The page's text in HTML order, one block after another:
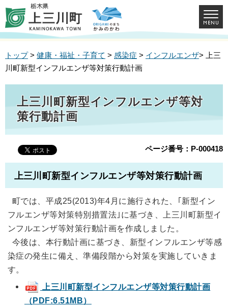
トップ> 健康・福祉・子育て > 感染症 > インフルエンザ> 上三
川町新型インフルエンザ等対策行動計画
上三川町新型インフルエンザ等対
策行動計画
ページ番号：P-000418
上三川町新型インフルエンザ等対策行動計画
町では、平成25(2013)年4月に施行された、｢新型イン
フルエンザ等対策特別措置法｣に基づき、上三川町新型イ
ンフルエンザ等対策行動計画を作成しました。
今後は、本行動計画に基づき、新型インフルエンザ等感
染症の発生に備え、準備段階から対策を実施していきま
す。
上三川町新型インフルエンザ等対策行動計画
（PDF:6.51MB）